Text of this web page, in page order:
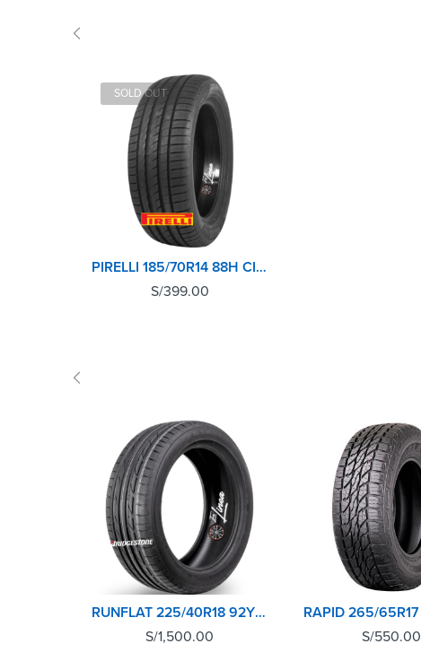
SOLD OUT
PIRELLI 185/70R14 88H CINTURATO P1
S/399.00
RUNFLAT 225/40R18 92Y POTENZA S001 BRIDGESTONE
S/1,500.00
S/550.00